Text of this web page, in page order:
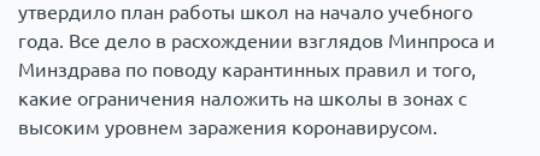
утвердило план работы школ на начало учебного
года. Все дело в расхождении взглядов Минпроса и
Минздрава по поводу карантинных правил и того,
какие ограничения наложить на школы в зонах с
высоким уровнем заражения коронавирусом.